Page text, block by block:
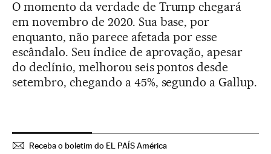
O momento da verdade de Trump chegará
em novembro de 2020. Sua base, por
enquanto, não parece afetada por esse
escândalo. Seu índice de aprovação, apesar
do declínio, melhorou seis pontos desde
setembro, chegando a 45%, segundo a Gallup.
Receba o boletim do EL PAÍS América